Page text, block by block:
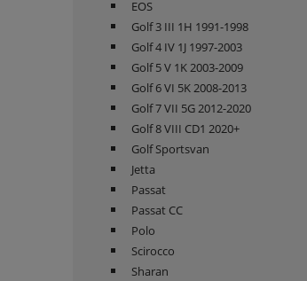
EOS
Golf 3 III 1H 1991-1998
Golf 4 IV 1J 1997-2003
Golf 5 V 1K 2003-2009
Golf 6 VI 5K 2008-2013
Golf 7 VII 5G 2012-2020
Golf 8 VIII CD1 2020+
Golf Sportsvan
Jetta
Passat
Passat CC
Polo
Scirocco
Sharan